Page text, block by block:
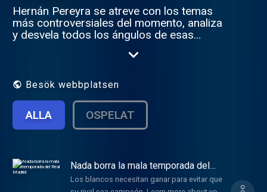
Hernán Pereyra se atreve con los temas
más controversiales del momento, analiza
y desvela todos los ángulos de esas
Besök webbplatsen
ALLA OSPELAT
Nada borra la mala temporada del
Real Madrid
Los blancos necesitan ganar para evitar que